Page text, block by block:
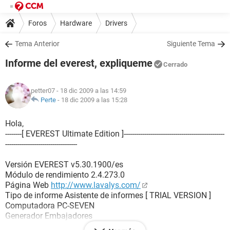
Foros Hardware Drivers
Tema Anterior Siguiente Tema
Informe del everest, expliqueme Cerrado
petter07 - 18 dic 2009 a las 14:59
Perte - 18 dic 2009 a las 15:28
Hola,
--------[ EVEREST Ultimate Edition ]-------------------------------------------------
-----------------------------------
Versión EVEREST v5.30.1900/es
Módulo de rendimiento 2.4.273.0
Página Web http://www.lavalys.com/
Tipo de informe Asistente de informes [ TRIAL VERSION ]
Computadora PC-SEVEN
Generador Embajadores
Sistema operativo Microsoft Windows XP Professional